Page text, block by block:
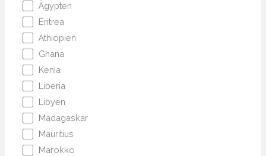
Ägypten
Eritrea
Äthiopien
Ghana
Kenia
Liberia
Libyen
Madagaskar
Mauritius
Marokko